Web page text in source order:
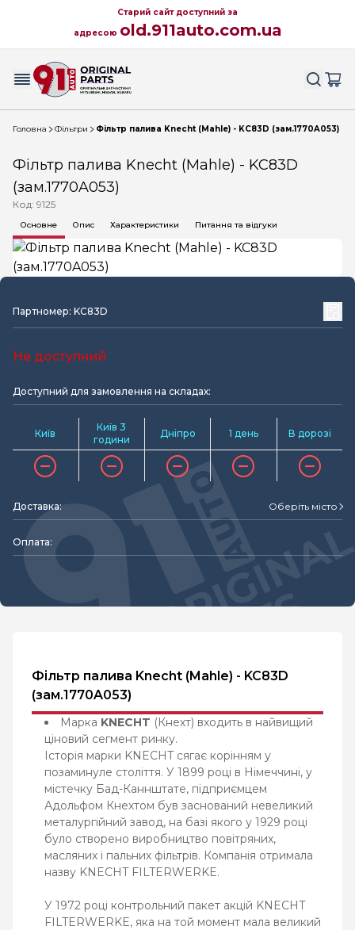
Старий сайт доступний за
адресою old.911auto.com.ua
Головна Фільтри Фільтр палива Knecht (Mahle) - KC83D (зам.1770A053)
Фільтр палива Knecht (Mahle) - KC83D
(зам.1770A053)
Код: 9125
Основне Опис Характеристики Питання та відгуки
Партномер: KC83D
Не доступний
Доступний для замовлення на складах:
Київ
Київ 3
години
Дніпро 1 день В дорозі
Доставка: Оберіть місто
Оплата:
Фільтр палива Knecht (Mahle) - KC83D
(зам.1770A053)
Марка KNECHT (Кнехт) входить в найвищий
ціновий сегмент ринку.
Історія марки KNECHT сягає корінням у
позаминуле століття. У 1899 році в Німеччині, у
містечку Бад-Каннштате, підприємцем
Адольфом Кнехтом був заснований невеликий
металургійний завод, на базі якого у 1929 році
було створено виробництво повітряних,
масляних і пальних фільтрів. Компанія отримала
назву KNECHT FILTERWERKE.
У 1972 році контрольний пакет акцій KNECHT
FILTERWERKE, яка на той момент мала великий